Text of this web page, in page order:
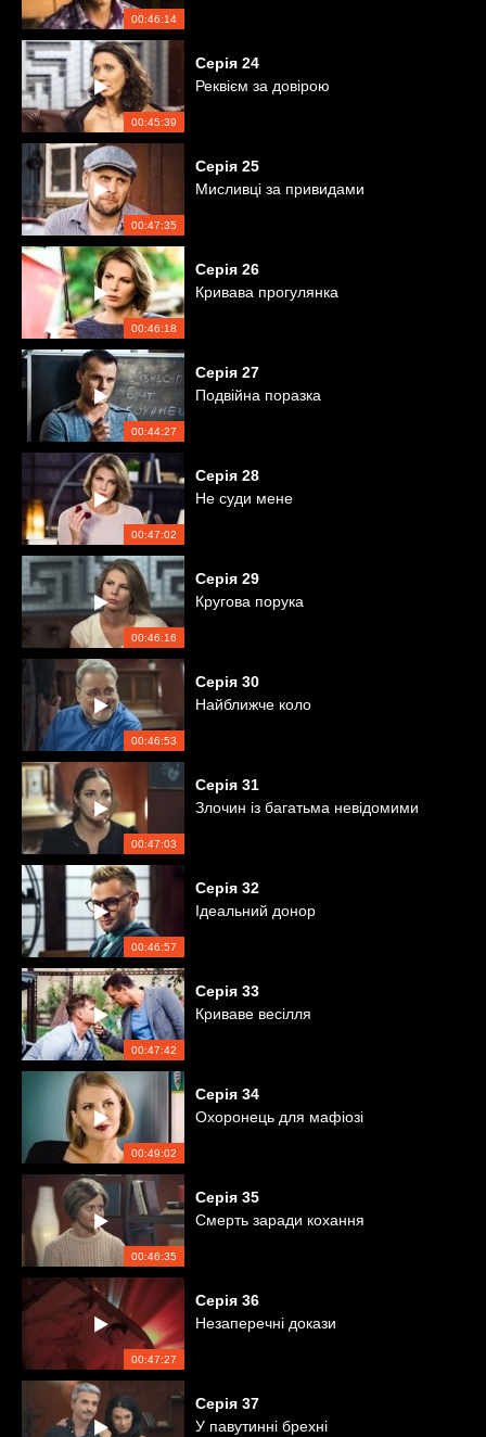
00:46:14
00:45:39
Серія 24
Реквієм за довірою
00:47:35
Серія 25
Мисливці за привидами
00:46:18
Серія 26
Кривава прогулянка
00:44:27
Серія 27
Подвійна поразка
00:47:02
Серія 28
Не суди мене
00:46:16
Серія 29
Кругова порука
00:46:53
Серія 30
Найближче коло
00:47:03
Серія 31
Злочин із багатьма невідомими
00:46:57
Серія 32
Ідеальний донор
00:47:42
Серія 33
Криваве весілля
00:49:02
Серія 34
Охоронець для мафіозі
00:46:35
Серія 35
Смерть заради кохання
00:47:27
Серія 36
Незаперечні докази
Серія 37
У павутинні брехні